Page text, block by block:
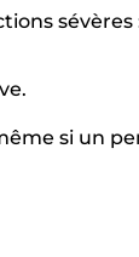
sévères
si un